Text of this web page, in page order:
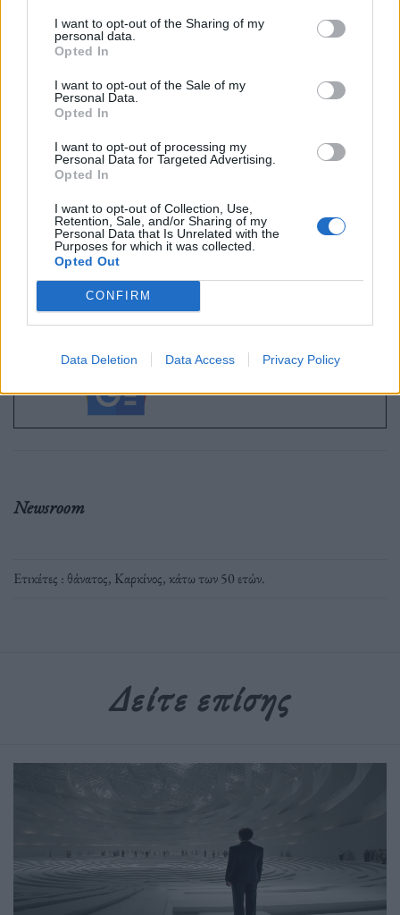
I want to opt-out of the Sharing of my
personal data.
Opted In
I want to opt-out of the Sale of my
Personal Data.
Opted In
I want to opt-out of processing my
Personal Data for Targeted Advertising.
Opted In
I want to opt-out of Collection, Use,
Retention, Sale, and/or Sharing of my
Personal Data that Is Unrelated with the
Purposes for which it was collected.
Opted Out
CONFIRM
Data Deletion Data Access Privacy Policy
θεραπείας για καρκίνους πρώιμης έναρξης, που θα
πρέπει να περιλαμβάνουν μια ολιστική προσέγγιση
που να αντιμετωπίζει τις μοναδικές ανάγκες
υποστηρικτικής φροντίδας των νεότερων
ασθενών
».
Πηγή: ΑΠΕ-ΜΠΕ
Ακολουθήστε το OLAFAQ
Newsroom
Ετικέτες : θάνατος, Καρκίνος,κάτω των 50 ετών.
Δείτε επίσης